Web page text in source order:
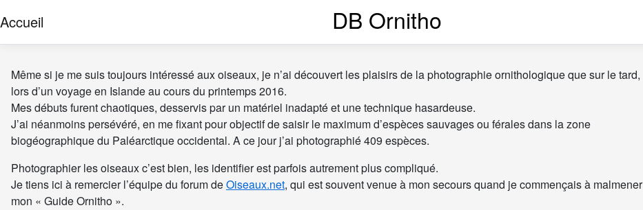
Accueil DB Ornitho
Même si je me suis toujours intéressé aux oiseaux, je n’ai découvert les plaisirs de la photographie ornithologique que sur le tard,
lors d’un voyage en Islande au cours du printemps 2016.
Mes débuts furent chaotiques, desservis par un matériel inadapté et une technique hasardeuse.
J’ai néanmoins persévéré, en me fixant pour objectif de saisir le maximum d’espèces sauvages ou férales dans la zone
biogéographique du Paléarctique occidental. A ce jour j’ai photographié 409 espèces.
Photographier les oiseaux c’est bien, les identifier est parfois autrement plus compliqué.
Je tiens ici à remercier l’équipe du forum deOiseaux.net, qui est souvent venue à mon secours quand je commençais à malmener
mon « Guide Ornitho ».